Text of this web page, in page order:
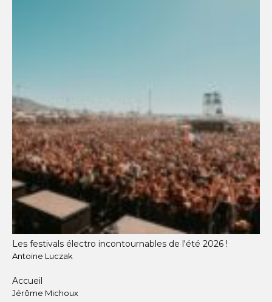
Les festivals électro incontournables de l'été 2026 !
Antoine Luczak
Accueil
Jérôme Michoux